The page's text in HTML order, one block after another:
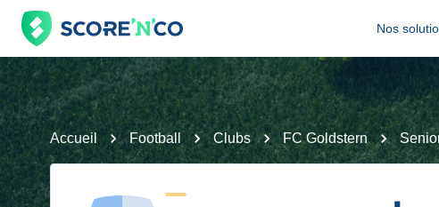
Nos
Accueil Football Clubs FC Goldstern